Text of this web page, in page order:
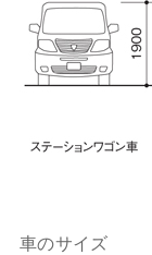
車のサイズ